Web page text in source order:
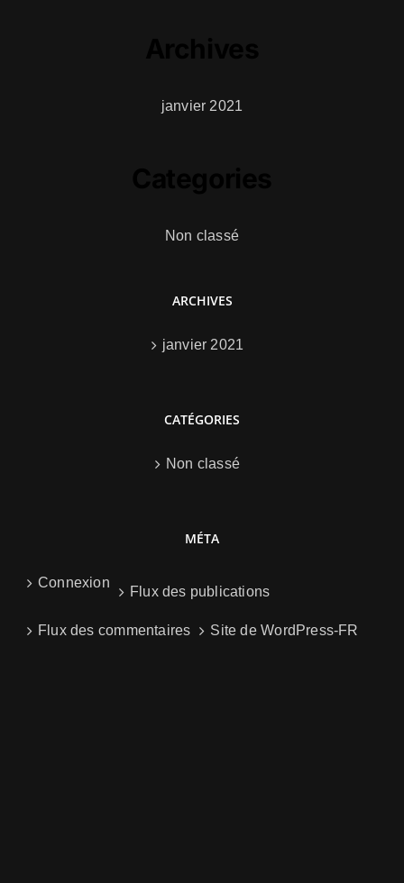
janvier 2021
Non classé
ARCHIVES
janvier 2021
CATÉGORIES
Non classé
MÉTA
Connexion
Flux des publications
Flux des commentaires Site de WordPress-FR